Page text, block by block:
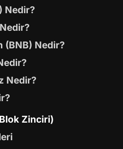
Nedir?
(BNB) Nedir?
Nedir?
Zinciri)